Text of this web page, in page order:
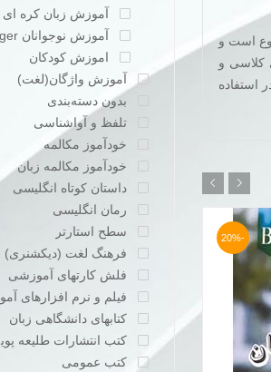
است و
کلاسی و
استفاده
-20%
آموزش زبان کره ای
آموزش نوجوانان teenager
اموزش کودکان
آموزش واژگان(لغت)
بدون دسته‌بندی
تلفظ و آواشناسی
خودآموز مکالمه
خودآموز مکالمه زبان
داستان کوتاه انگلیسی
رمان انگلیسی
سطح استارتر
فرهنگ لغت (دیکشنری)
فلش کارتهای آموزشی
فیلم و نرم افزارهای آموزشی
کتابهای دانشگاهی زبان
کتب انتشارات طلیعه پویش
کتب عمومی